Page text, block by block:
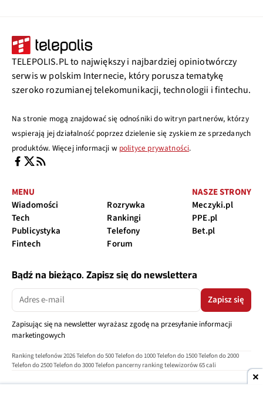
TELEPOLIS.PL to największy i najbardziej opiniotwórczy
serwis w polskim Internecie, który porusza tematykę
szeroko rozumianej telekomunikacji, technologii i fintechu.
Na stronie mogą znajdować się odnośniki do witryn partnerów, którzy
wspierają jej działalność poprzez dzielenie się zyskiem ze sprzedanych
produktów. Więcej informacji w polityce prywatności.
MENU
Wiadomości
Tech
Publicystyka
Fintech
Rozrywka
Rankingi
Telefony
Forum
NASZE STRONY
Meczyki.pl
PPE.pl
Bet.pl
Bądź na bieżąco. Zapisz się do newslettera
Zapisz się
Zapisując się na newsletter wyrażasz zgodę na przesyłanie informacji
marketingowych
Ranking telefonów 2026Telefon do 500Telefon do 1000Telefon do 1500Telefon do 2000
Telefon do 2500Telefon do 3000Telefon pancerny ranking telewizorów 65 cali